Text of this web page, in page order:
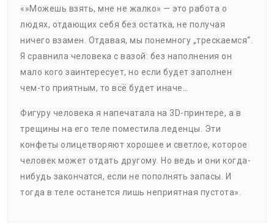
«»Можешь взять, мне не жалко» — это работа о
людях, отдающих себя без остатка, не получая
ничего взамен. Отдавая, мы понемногу „трескаемся“.
Я сравнила человека с вазой: без наполнения он
мало кого заинтересует, но если будет заполнен
чем-то приятным, то всё будет иначе…
Фигуру человека я напечатала на 3D-принтере, а в
трещины на его теле поместила леденцы. Эти
конфеты олицетворяют хорошее и светлое, которое
человек может отдать другому. Но ведь и они когда-
нибудь закончатся, если не пополнять запасы. И
тогда в теле останется лишь неприятная пустота».